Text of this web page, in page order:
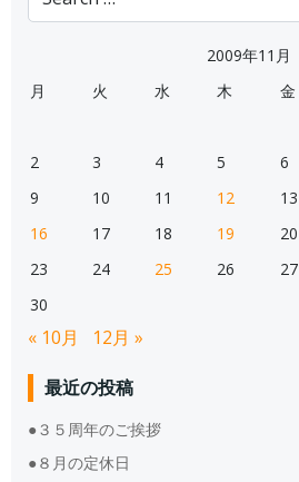
for:
2009年11月
月
火 水 木 金
2
3 4 5 6
9
10 11 12 13
16
17 18 19 20
23
24 25 26 27
30
« 10月 12月 »
最近の投稿
●３５周年のご挨拶
●８月の定休日